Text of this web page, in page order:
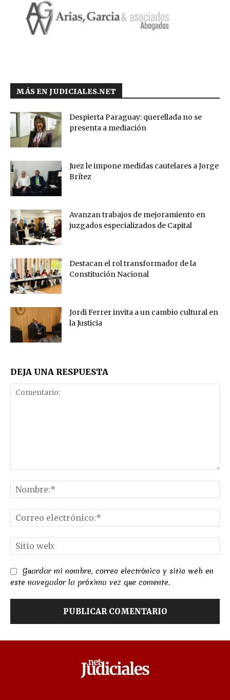
MÁS EN JUDICIALES.NET
Despierta Paraguay: querellada no se
presenta a mediación
Juez le impone medidas cautelares a Jorge
Brítez
Avanzan trabajos de mejoramiento en
juzgados especializados de Capital
Destacan el rol transformador de la
Constitución Nacional
Jordi Ferrer invita a un cambio cultural en
la Justicia
DEJA UNA RESPUESTA
Guardar mi nombre, correo electrónico y sitio web en
este navegador la próxima vez que comente.